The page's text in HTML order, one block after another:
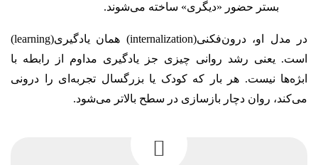
بستر حضور «دیگری» ساخته می‌شوند.
در مدل او، درون‌فکنی(internalization) همان یادگیری(learning)
است. یعنی رشد روانی چیزی جز یادگیری مداوم از رابطه با
ابژه‌ها نیست. هر بار که کودک یا بزرگسال تجربه‌ای را درونی
می‌کند، روان دچار بازسازی در سطح بالاتر می‌شود.